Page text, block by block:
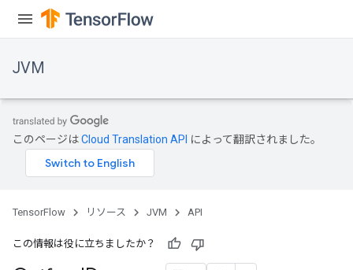
JVM
このページはCloud Translation API によって翻訳されました。
TensorFlow リソース JVM API
この情報は役に立ちましたか？